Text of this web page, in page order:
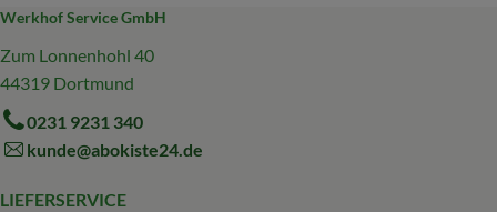
Werkhof Service GmbH
Zum Lonnenhohl 40
44319 Dortmund
0231 9231 340
kunde@abokiste24.de
LIEFERSERVICE